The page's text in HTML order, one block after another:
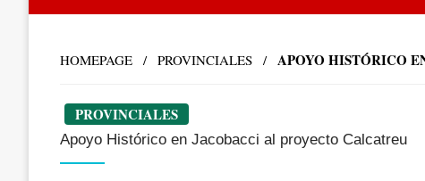
HOMEPAGE PROVINCIALES APOYO HISTÓRICO
PROVINCIALES
Apoyo Histórico en Jacobacci al proyecto Calcatreu